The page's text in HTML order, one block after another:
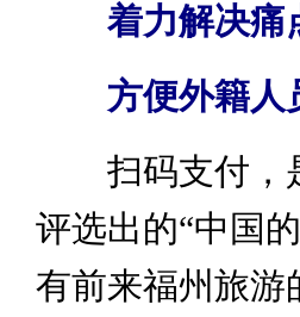
着力解决痛
方便外籍人
扫码支付，是
评选出的“中国
有前来福州旅游